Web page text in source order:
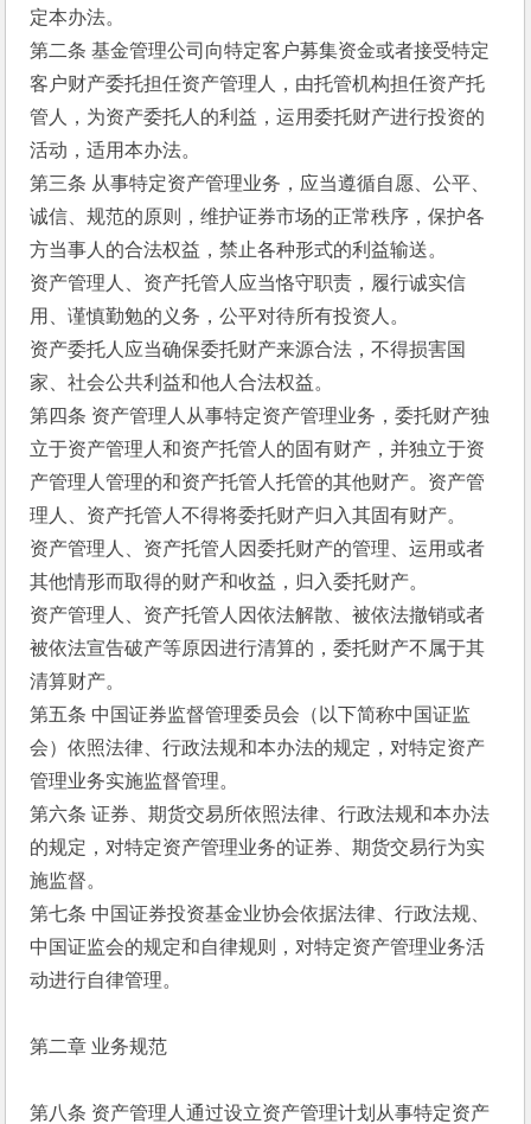
定本办法。
第二条 基金管理公司向特定客户募集资金或者接受特定
客户财产委托担任资产管理人，由托管机构担任资产托
管人，为资产委托人的利益，运用委托财产进行投资的
活动，适用本办法。
第三条 从事特定资产管理业务，应当遵循自愿、公平、
诚信、规范的原则，维护证券市场的正常秩序，保护各
方当事人的合法权益，禁止各种形式的利益输送。
资产管理人、资产托管人应当恪守职责，履行诚实信
用、谨慎勤勉的义务，公平对待所有投资人。
资产委托人应当确保委托财产来源合法，不得损害国
家、社会公共利益和他人合法权益。
第四条 资产管理人从事特定资产管理业务，委托财产独
立于资产管理人和资产托管人的固有财产，并独立于资
产管理人管理的和资产托管人托管的其他财产。资产管
理人、资产托管人不得将委托财产归入其固有财产。
资产管理人、资产托管人因委托财产的管理、运用或者
其他情形而取得的财产和收益，归入委托财产。
资产管理人、资产托管人因依法解散、被依法撤销或者
被依法宣告破产等原因进行清算的，委托财产不属于其
清算财产。
第五条 中国证券监督管理委员会（以下简称中国证监
会）依照法律、行政法规和本办法的规定，对特定资产
管理业务实施监督管理。
第六条 证券、期货交易所依照法律、行政法规和本办法
的规定，对特定资产管理业务的证券、期货交易行为实
施监督。
第七条 中国证券投资基金业协会依据法律、行政法规、
中国证监会的规定和自律规则，对特定资产管理业务活
动进行自律管理。
第二章 业务规范
第八条 资产管理人通过设立资产管理计划从事特定资产